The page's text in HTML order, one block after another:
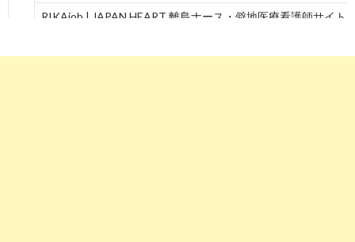
RIKAjob | JAPAN HEART 離島ナース・僻地医療看護師サイト